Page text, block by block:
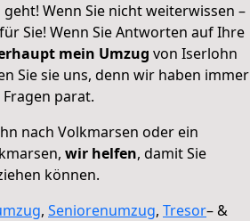
Wenn Sie nicht weiterwissen –
Sie! Wenn Sie Antworten auf Ihre
mein Umzug von Iserlohn
Sie sie uns, denn wir haben immer
parat.
nach Volkmarsen oder ein
wir helfen, damit Sie
können.
, Seniorenumzug, Tresor– &